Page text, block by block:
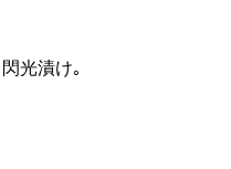
光漬け｡